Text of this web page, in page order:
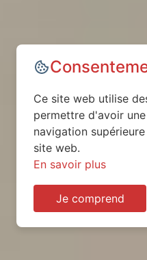
Ce site web utilise
permettre d'avoir
navigation
site web.
En savoir plus
Je comprend